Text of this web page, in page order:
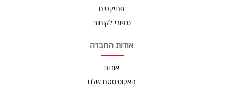
פרויקטים
סיפורי לקוחות
אודות החברה
אודות
האקוסיסטם שלנו